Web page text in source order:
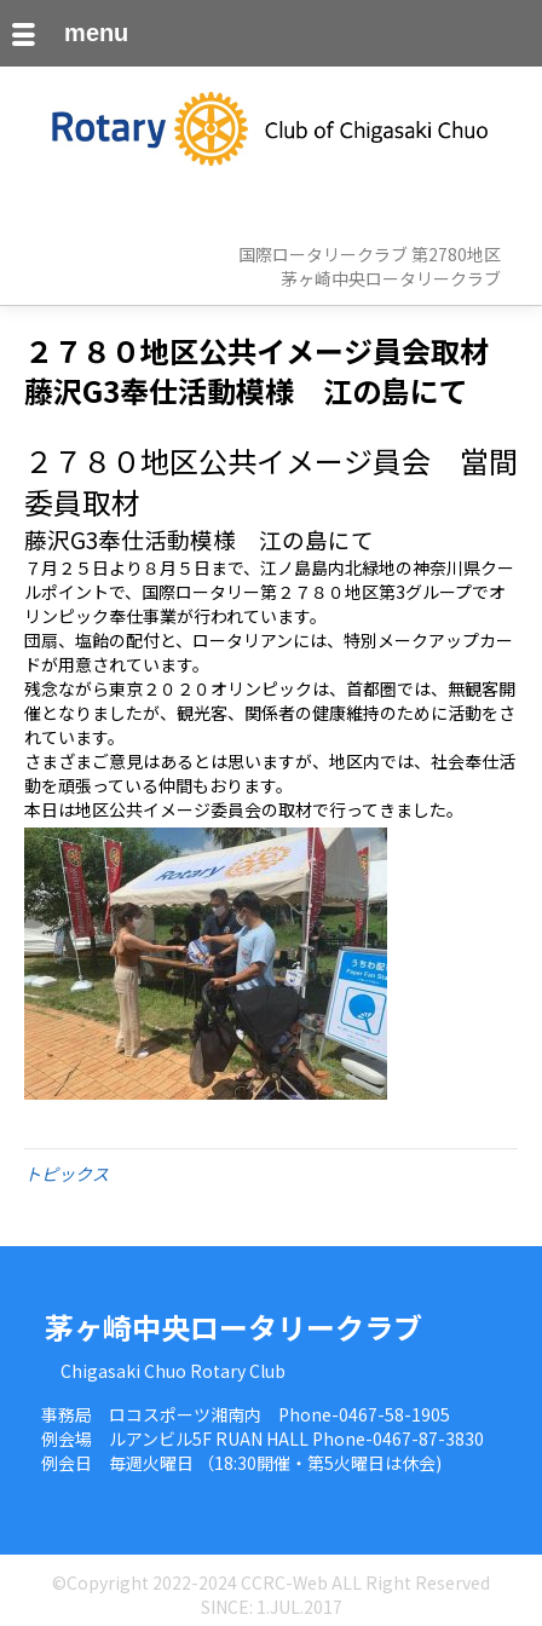
国際ロータリークラブ 第2780地区
茅ヶ崎中央ロータリークラブ
２７８０地区公共イメージ員会取材
藤沢G3奉仕活動模様 江の島にて
２７８０地区公共イメージ員会 當間
委員取材
藤沢G3奉仕活動模様 江の島にて
７月２５日より８月５日まで、江ノ島島内北緑地の神奈川県クー
ルポイントで、国際ロータリー第２７８０地区第3グループでオ
リンピック奉仕事業が行われています。
団扇、塩飴の配付と、ロータリアンには、特別メークアップカー
ドが用意されています。
残念ながら東京２０２０オリンピックは、首都圏では、無観客開
催となりましたが、観光客、関係者の健康維持のために活動をさ
れています。
さまざまご意見はあるとは思いますが、地区内では、社会奉仕活
動を頑張っている仲間もおります。
本日は地区公共イメージ委員会の取材で行ってきました。
トピックス
茅ヶ崎中央ロータリークラブ
Chigasaki Chuo Rotary Club
事務局 ロコスポーツ湘南内 Phone-0467-58-1905
例会場 ルアンビル5F RUAN HALL Phone-0467-87-3830
例会日 毎週火曜日 （18:30開催・第5火曜日は休会)
©Copyright 2022-2024 CCRC-Web ALL Right Reserved
SINCE: 1.JUL.2017
menu